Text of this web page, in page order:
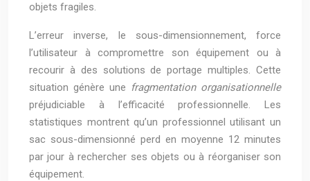
objets fragiles.
L’erreur inverse, le sous-dimensionnement, force
l’utilisateur à compromettre son équipement ou à
recourir à des solutions de portage multiples. Cette
situation génère une fragmentation organisationnelle
préjudiciable à l’efficacité professionnelle. Les
statistiques montrent qu’un professionnel utilisant un
sac sous-dimensionné perd en moyenne 12 minutes
par jour à rechercher ses objets ou à réorganiser son
équipement.